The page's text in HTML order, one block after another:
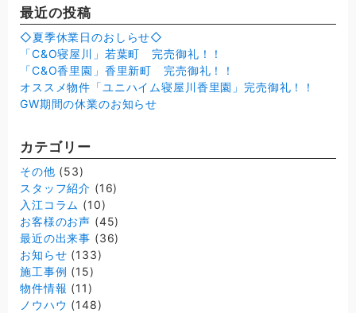
最近の投稿
◇夏季休業日のおしらせ◇
「C&O寝屋川」若葉町 完売御礼！！
「C&O香里園」香里新町 完売御礼！！
オススメ物件「ユニハイム寝屋川香里園」完売御礼！！
GW期間の休業のお知らせ
カテゴリー
その他 (53)
スタッフ紹介 (16)
入江コラム (10)
お客様のお声 (45)
最近の出来事 (36)
お知らせ (133)
施工事例 (15)
物件情報 (11)
ノウハウ (148)